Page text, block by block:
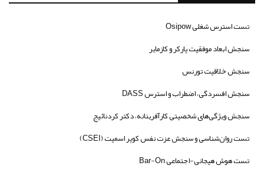
تست استرس شغلی Osipow
سنجش ابعاد موفقیت پارکر و کازمایر
سنجش خلاقیت تورنس
سنجش افسردگی، اضطراب و استرس DASS
سنجش ویژگی‌های شخصیتی کارآفرینانه، دکتر کردنائیج
تست روان‌شناسی و سنجش عزت نفس کوپر اسمیت (CSEI)
تست هوش هیجانی-اجتماعی Bar-On